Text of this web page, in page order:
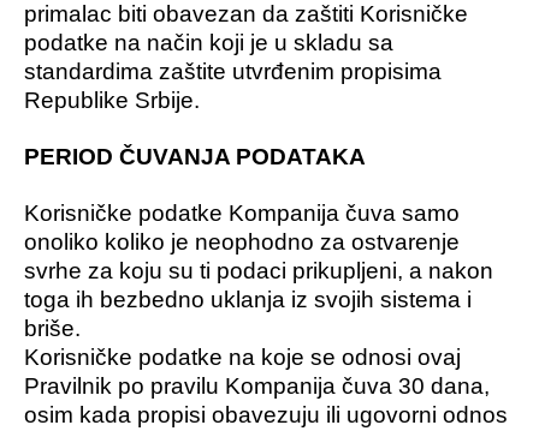
primalac biti obavezan da zaštiti Korisničke
podatke na način koji je u skladu sa
standardima zaštite utvrđenim propisima
Republike Srbije.
PERIOD ČUVANJA PODATAKA
Korisničke podatke Kompanija čuva samo
onoliko koliko je neophodno za ostvarenje
svrhe za koju su ti podaci prikupljeni, a nakon
toga ih bezbedno uklanja iz svojih sistema i
briše.
Korisničke podatke na koje se odnosi ovaj
Pravilnik po pravilu Kompanija čuva 30 dana,
osim kada propisi obavezuju ili ugovorni odnos